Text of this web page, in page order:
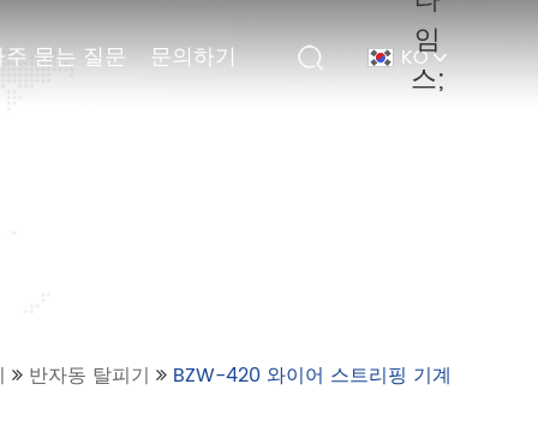
임
스;
묻는 질문 문의하기 KO
묻는 질문 문의하기 KO
반자동 탈피기 BZW-420 와이어 스트리핑 기계